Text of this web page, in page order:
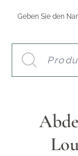
Geben Sie den